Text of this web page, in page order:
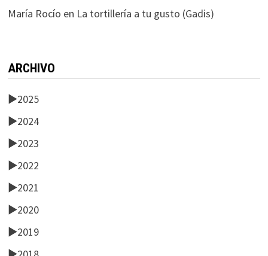
María Rocío en La tortillería a tu gusto (Gadis)
ARCHIVO
►2025
►2024
►2023
►2022
►2021
►2020
►2019